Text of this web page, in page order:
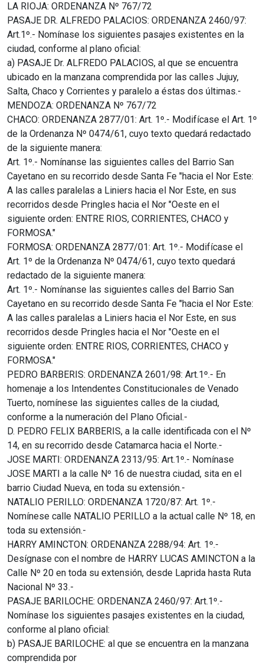
LA RIOJA: ORDENANZA Nº 767/72
PASAJE DR. ALFREDO PALACIOS: ORDENANZA 2460/97:
Art.1º.- Nomínase los siguientes pasajes existentes en la
ciudad, conforme al plano oficial:
a) PASAJE Dr. ALFREDO PALACIOS, al que se encuentra
ubicado en la manzana comprendida por las calles Jujuy,
Salta, Chaco y Corrientes y paralelo a éstas dos últimas.-
MENDOZA: ORDENANZA Nº 767/72
CHACO: ORDENANZA 2877/01: Art. 1º.- Modifícase el Art. 1º
de la Ordenanza Nº 0474/61, cuyo texto quedará redactado
de la siguiente manera:
Art. 1º.- Nomínanse las siguientes calles del Barrio San
Cayetano en su recorrido desde Santa Fe "hacia el Nor Este:
A las calles paralelas a Liniers hacia el Nor Este, en sus
recorridos desde Pringles hacia el Nor "Oeste en el
siguiente orden: ENTRE RIOS, CORRIENTES, CHACO y
FORMOSA."
FORMOSA: ORDENANZA 2877/01: Art. 1º.- Modifícase el
Art. 1º de la Ordenanza Nº 0474/61, cuyo texto quedará
redactado de la siguiente manera:
Art. 1º.- Nomínanse las siguientes calles del Barrio San
Cayetano en su recorrido desde Santa Fe "hacia el Nor Este:
A las calles paralelas a Liniers hacia el Nor Este, en sus
recorridos desde Pringles hacia el Nor "Oeste en el
siguiente orden: ENTRE RIOS, CORRIENTES, CHACO y
FORMOSA."
PEDRO BARBERIS: ORDENANZA 2601/98: Art.1º.- En
homenaje a los Intendentes Constitucionales de Venado
Tuerto, nomínese las siguientes calles de la ciudad,
conforme a la numeración del Plano Oficial.-
D. PEDRO FELIX BARBERIS, a la calle identificada con el Nº
14, en su recorrido desde Catamarca hacia el Norte.-
JOSE MARTI: ORDENANZA 2313/95: Art.1º.- Nomínase
JOSE MARTI a la calle Nº 16 de nuestra ciudad, sita en el
barrio Ciudad Nueva, en toda su extensión.-
NATALIO PERILLO: ORDENANZA 1720/87: Art. 1º.-
Nomínese calle NATALIO PERILLO a la actual calle Nº 18, en
toda su extensión.-
HARRY AMINCTON: ORDENANZA 2288/94: Art. 1º.-
Desígnase con el nombre de HARRY LUCAS AMINCTON a la
Calle Nº 20 en toda su extensión, desde Laprida hasta Ruta
Nacional Nº 33.-
PASAJE BARILOCHE: ORDENANZA 2460/97: Art.1º.-
Nomínase los siguientes pasajes existentes en la ciudad,
conforme al plano oficial:
b) PASAJE BARILOCHE: al que se encuentra en la manzana
comprendida por